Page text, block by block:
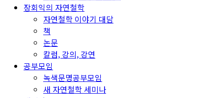
장회익의 자연철학
자연철학 이야기 대담
책
논문
칼럼, 강의, 강연
공부모임
녹색문명공부모임
새 자연철학 세미나